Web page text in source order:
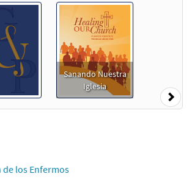
Sanando Nuestra
Iglesia
de los Enfermos